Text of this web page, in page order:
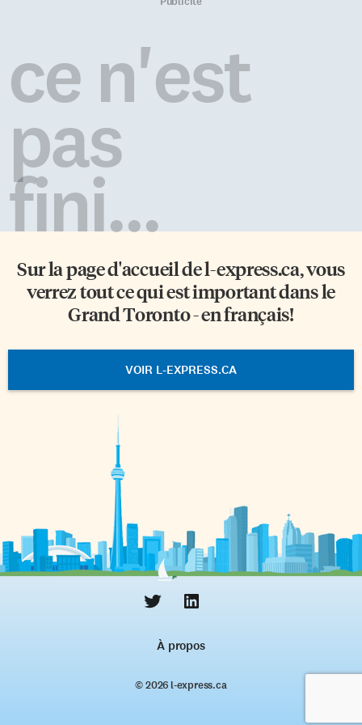
partir de polypropylène, un
dérivé du pétrole, classé dans la
catégorie des matières
thermoplastiques. Au même […]
armoiries royales ont été
utilisées», retrace le directeur
de l’Autorité héraldique du
ce n'est
pas
fini...
Sur la page d'accueil del-express.ca, vous
verrez tout ce qui est important dans le
Grand Toronto - en français!
VOIR L-EXPRESS.CA
À propos
© 2026 l‑express.ca